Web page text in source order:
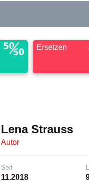
Ersetzen
Lena Strauss
Autor
Seit
11.2018